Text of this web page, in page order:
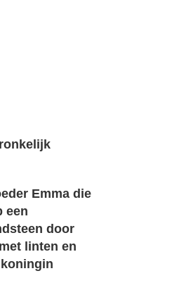
Emma die
een
door
linten en